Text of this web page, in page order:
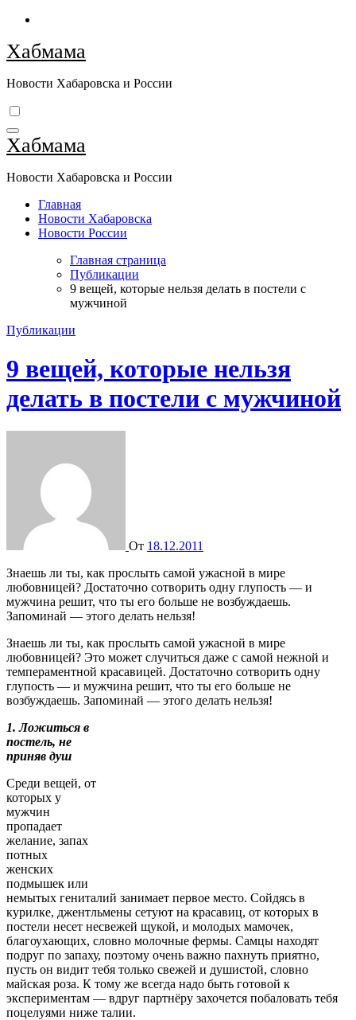
Перейти
содержимому
Хабмама
Новости Хабаровска и России
Хабмама
Новости Хабаровска и России
Главная
Новости Хабаровска
Новости России
Главная страница
Публикации
9 вещей, которые нельзя делать в постели с
мужчиной
Публикации
9 вещей, которые нельзя
делать в постели с мужчиной
От 18.12.2011
Знаешь ли ты, как прослыть самой ужасной в мире
любовницей? Достаточно сотворить одну глупость — и
мужчина решит, что ты его больше не возбуждаешь.
Запоминай — этого делать нельзя!
Знаешь ли ты, как прослыть самой ужасной в мире
любовницей? Это может случиться даже с самой нежной и
темпераментной красавицей. Достаточно сотворить одну
глупость — и мужчина решит, что ты его больше не
возбуждаешь. Запоминай — этого делать нельзя!
1. Ложиться в
постель, не
приняв душ
Среди вещей, от
которых у
мужчин
пропадает
желание, запах
потных
женских
подмышек или
немытых гениталий занимает первое место. Сойдясь в
курилке, джентльмены сетуют на красавиц, от которых в
постели несет несвежей щукой, и молодых мамочек,
благоухающих, словно молочные фермы. Самцы находят
подруг по запаху, поэтому очень важно пахнуть приятно,
пусть он видит тебя только свежей и душистой, словно
майская роза. К тому же всегда надо быть готовой к
экспериментам — вдруг партнёру захочется побаловать тебя
поцелуями ниже талии.